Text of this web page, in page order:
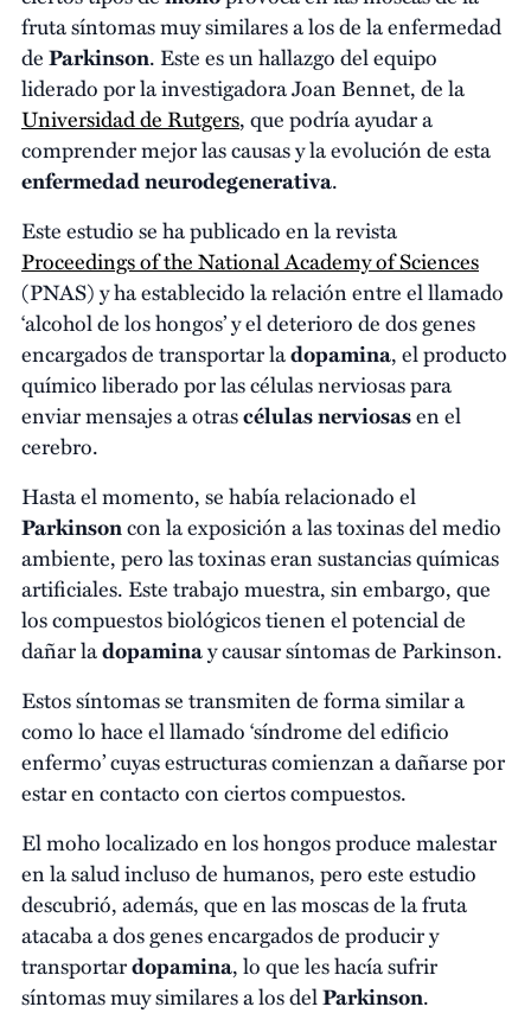
fruta síntomas muy similares a los de la enfermedad
deParkinson. Este es un hallazgo del equipo
liderado por la investigadora Joan Bennet, de la
Universidad de Rutgers, que podría ayudar a
comprender mejor las causas y la evolución de esta
enfermedad neurodegenerativa.
Este estudio se ha publicado en la revista
Proceedings of the National Academy of Sciences
(PNAS) y ha establecido la relación entre el llamado
‘alcohol de los hongos’ y el deterioro de dos genes
encargados de transportar ladopamina, el producto
químico liberado por las células nerviosas para
enviar mensajes a otrascélulas nerviosasen el
cerebro.
Hasta el momento, se había relacionado el
Parkinsoncon la exposición a las toxinas del medio
ambiente, pero las toxinas eran sustancias químicas
artificiales. Este trabajo muestra, sin embargo, que
los compuestos biológicos tienen el potencial de
dañar ladopaminay causar síntomas de Parkinson.
Estos síntomas se transmiten de forma similar a
como lo hace el llamado ‘síndrome del edificio
enfermo’ cuyas estructuras comienzan a dañarse por
estar en contacto con ciertos compuestos.
El moho localizado en los hongos produce malestar
en la salud incluso de humanos, pero este estudio
descubrió, además, que en las moscas de la fruta
atacaba a dos genes encargados de producir y
transportardopamina, lo que les hacía sufrir
síntomas muy similares a los delParkinson.